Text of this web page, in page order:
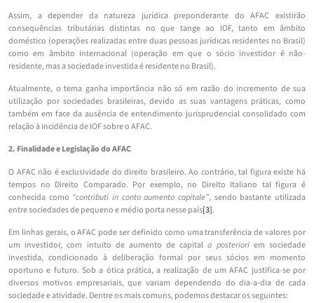
Assim, a depender da natureza jurídica preponderante do AFAC existirão
consequências tributárias distintas no que tange ao IOF, tanto em âmbito
doméstico (operações realizadas entre duas pessoas jurídicas residentes no Brasil)
como em âmbito internacional (operação em que o sócio investidor é não-
residente, mas a sociedade investida é residente no Brasil).
Atualmente, o tema ganha importância não só em razão do incremento de sua
utilização por sociedades brasileiras, devido as suas vantagens práticas, como
também em face da ausência de entendimento jurisprudencial consolidado com
relação à incidência de IOF sobre o AFAC.
2. Finalidade e Legislação do AFAC
O AFAC não é exclusividade do direito brasileiro. Ao contrário, tal figura existe há
tempos no Direito Comparado. Por exemplo, no Direito Italiano tal figura é
conhecida como “contributi in conto aumento capitale”, sendo bastante utilizada
entre sociedades de pequeno e médio porta nesse país[3].
Em linhas gerais, o AFAC pode ser definido como uma transferência de valores por
um investidor, com intuito de aumento de capitala posterioriem sociedade
investida, condicionado à deliberação formal por seus sócios em momento
oportuno e futuro. Sob a ótica prática, a realização de um AFAC justifica-se por
diversos motivos empresariais, que variam dependendo do dia-a-dia de cada
sociedade e atividade. Dentre os mais comuns, podemos destacar os seguintes: